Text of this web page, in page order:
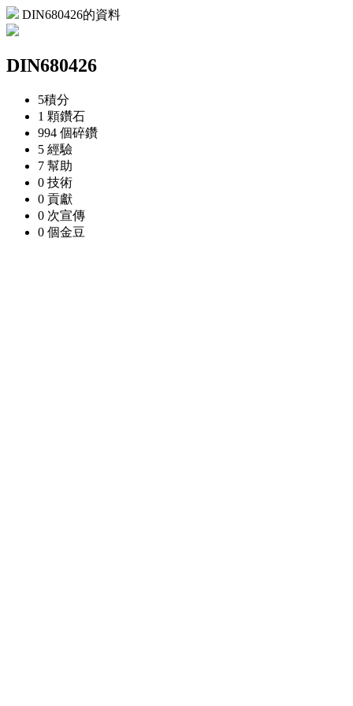
DIN680426的資料
DIN680426
5積分
1 顆鑽石
994 個碎鑽
5 經驗
7 幫助
0 技術
0 貢獻
0 次宣傳
0 個金豆